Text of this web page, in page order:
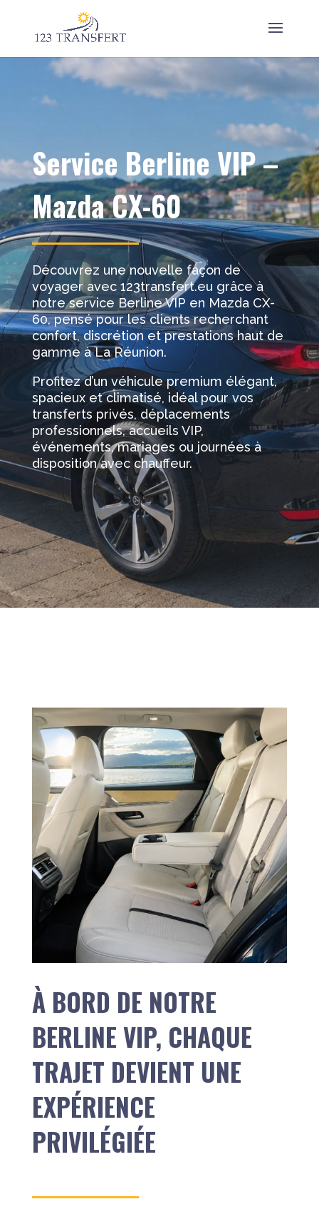
Service Berline VIP –
Mazda CX-60
Découvrez une nouvelle façon de
voyager avec 123transfert.eu⁠ grâce à
notre service Berline VIP en Mazda CX-
60, pensé pour les clients recherchant
confort, discrétion et prestations haut de
gamme à La Réunion.
Profitez d’un véhicule premium élégant,
spacieux et climatisé, idéal pour vos
transferts privés, déplacements
professionnels, accueils VIP,
événements, mariages ou journées à
disposition avec chauffeur.
À BORD DE NOTRE
BERLINE VIP, CHAQUE
TRAJET DEVIENT UNE
EXPÉRIENCE
PRIVILÉGIÉE